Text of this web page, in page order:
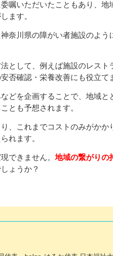
嘱いただいたこともあり、地
ます。
奈川県の障がい者施設のよ
として、例えば施設のレスト
否確認・栄養改善にも役立て
どを企画することで、地域と
とも予想されます。
、これまでコストのみがか
れます。
できません。 地域の繋がりの
ょうか？